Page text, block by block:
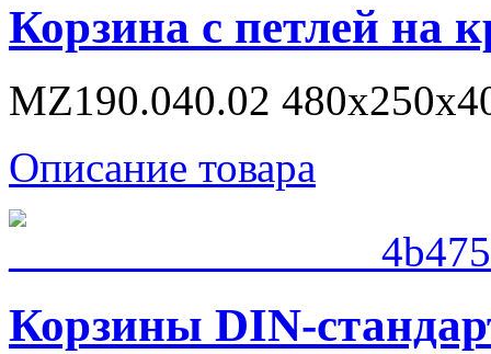
Корзина с петлей на
MZ190.040.02
Описание товара
Корзины DIN-